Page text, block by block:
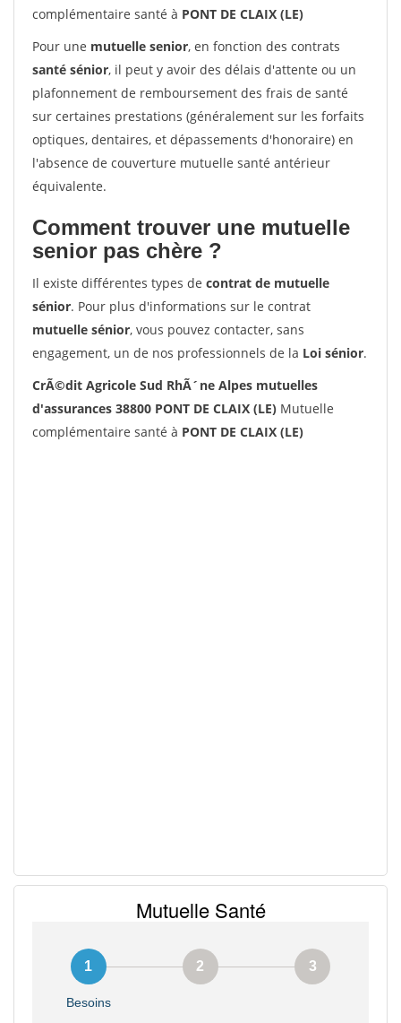
complémentaire santé à PONT DE CLAIX (LE)
Pour une mutuelle senior, en fonction des contrats
santé sénior, il peut y avoir des délais d'attente ou un
plafonnement de remboursement des frais de santé
sur certaines prestations (généralement sur les forfaits
optiques, dentaires, et dépassements d'honoraire) en
l'absence de couverture mutuelle santé antérieur
équivalente.
Comment trouver une mutuelle
senior pas chère ?
Il existe différentes types de contrat de mutuelle
sénior. Pour plus d'informations sur le contrat
mutuelle sénior, vous pouvez contacter, sans
engagement, un de nos professionnels de la Loi sénior.
CrÃ©dit Agricole Sud RhÃ´ne Alpes mutuelles
d'assurances 38800 PONT DE CLAIX (LE) Mutuelle
complémentaire santé à PONT DE CLAIX (LE)